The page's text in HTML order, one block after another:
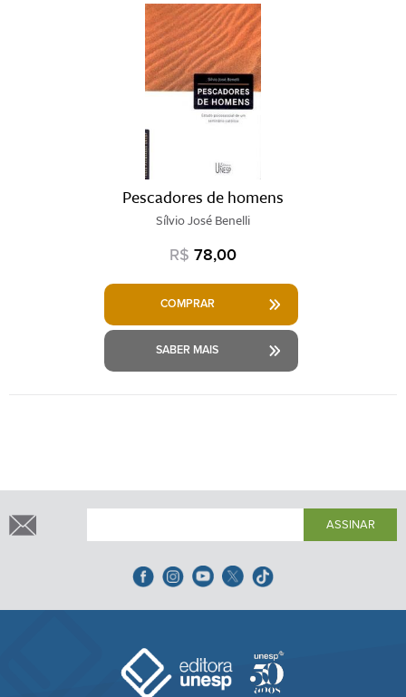
Pescadores de homens
Sílvio José Benelli
R$ 78,00
COMPRAR
SABER MAIS
ASSINAR